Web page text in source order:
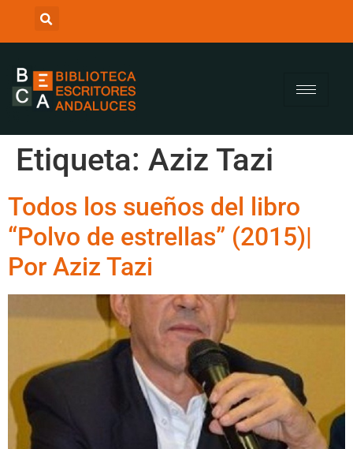
Etiqueta: Aziz Tazi
Todos los sueños del libro
“Polvo de estrellas” (2015)|
Por Aziz Tazi